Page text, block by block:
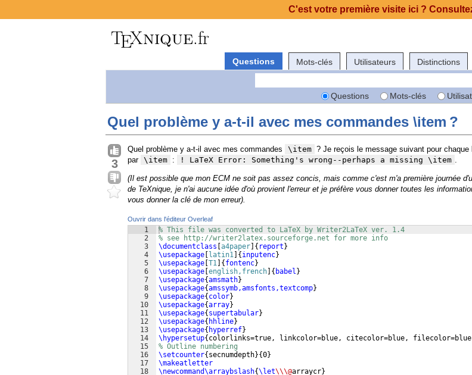
Questions Mots-clés Utilisateurs Distinctions
Questions Mots-clés
Quel problème y a-t-il avec mes commandes \item ?
3
Quel problème y a-t-il avec mes commandes \item ? Je reçois le message suivant pour chaque
par \item : ! LaTeX Error: Something's wrong--perhaps a missing \item .
(Il est possible que mon ECM ne soit pas assez concis, mais comme c'est m'a première journée
de TeXnique, je n'ai aucune idée d'où provient l'erreur et je préfère vous donner toutes les
vous donner la clé de mon erreur).
Ouvrir dans l'éditeur Overleaf
1
2
3
4
5
6
7
8
9
10
11
12
13
14
15
16
17
18
% This file was converted to LaTeX by Writer2LaTeX ver. 1.4
% see http://writer2latex.sourceforge.net for more info
\documentclass a4paper { report }
\usepackage
latin1 { inputenc}
\usepackage T1 { fontenc}
\usepackage english,french { babel }
\usepackage{amsmath}
\usepackage{amssymb,amsfonts,textcomp}
\usepackage{ color}
\usepackage{array}
\usepackage{ supertabular}
\usepackage{ hhline}
\usepackage{ hyperref}
\hypersetup{ colorlinks=true, linkcolor=blue, citecolor=blue,
% Outline numbering
\setcounter{ secnumdepth}{0}
\makeatletter
\newcommand\arraybslash{\let\\\@arraycr}
C'est votre première visite ici ?